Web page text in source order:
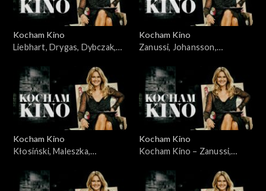
Kocham Kino
Liebhart, Drygas, Dybczak,
Kocham Kino
Zanussi, Johansson,
10.06.2008
Kocham Kino
Kłosiński, Maleszka,
08.01.2008
Kocham Kino
Kocham Kino – Zanussi,